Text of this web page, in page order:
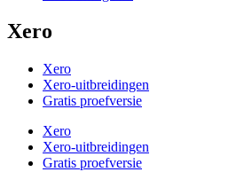
Xero
Xero
Xero-uitbreidingen
Gratis proefversie
Xero
Xero-uitbreidingen
Gratis proefversie